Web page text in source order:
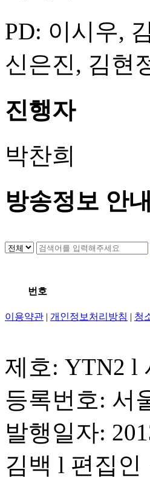
PD: 이시우,
신은진, 김현
진행자
박찬희
방송정보 안내
번호
이용약관 | 개인정보처리방침 | 청
제호: YTN2 l
등록번호: 서
발행일자:
김백 l 편집인